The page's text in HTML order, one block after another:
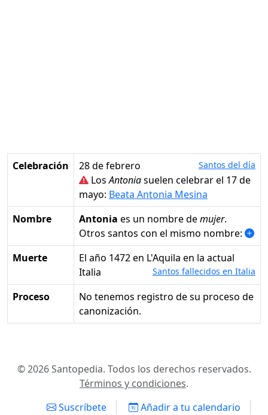
Celebración 28 de febrero Santos del día
LosAntoniasuelen celebrar el 17 de
mayo: Beata Antonia Mesina
Nombre
Antonia es un nombre demujer.
Otros santos con el mismo nombre:
Muerte
el año 1472 en L'Aquila en la actual
Italia
Santos fallecidos en Italia
Proceso
No tenemos registro de su proceso de
canonización.
© 2026 Santopedia. Todos los derechos reservados.
Términos y condiciones.
Suscríbete
Añadir a tu calendario